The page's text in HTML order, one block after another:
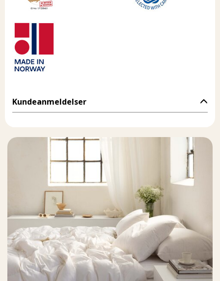
Kundeanmeldelser